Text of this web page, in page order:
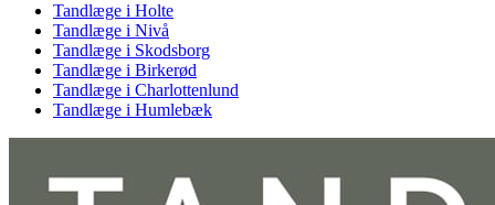
Tandlæge i Holte
Tandlæge i Nivå
Tandlæge i Skodsborg
Tandlæge i Birkerød
Tandlæge i Charlottenlund
Tandlæge i Humlebæk